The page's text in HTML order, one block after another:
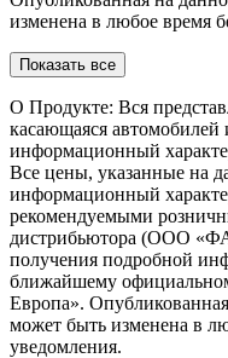
изменена в любое время
Показать все
О Продукте: Вся
касающаяся автомобилей
информационный
Все цены, указанные на
информационный
рекомендуемыми
дистрибьютора (ООО
получения подробной
ближайшему
Европа».
может быть изменена в
уведомления.